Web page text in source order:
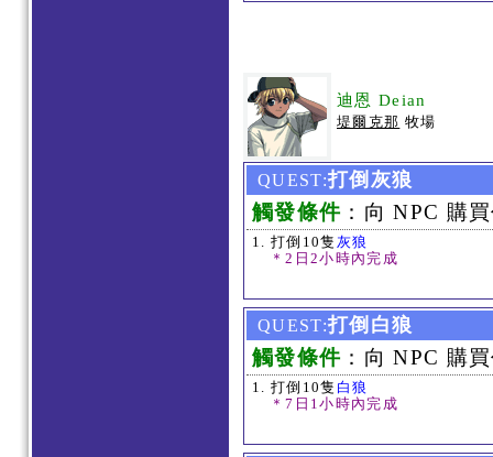
迪恩 Deian
堤爾克那 牧場
QUEST:打倒灰狼
觸發條件 ：向 NPC 購
打倒10隻 灰狼
＊2日2小時內完成
QUEST:打倒白狼
觸發條件 ：向 NPC 購
打倒10隻 白狼
＊7日1小時內完成